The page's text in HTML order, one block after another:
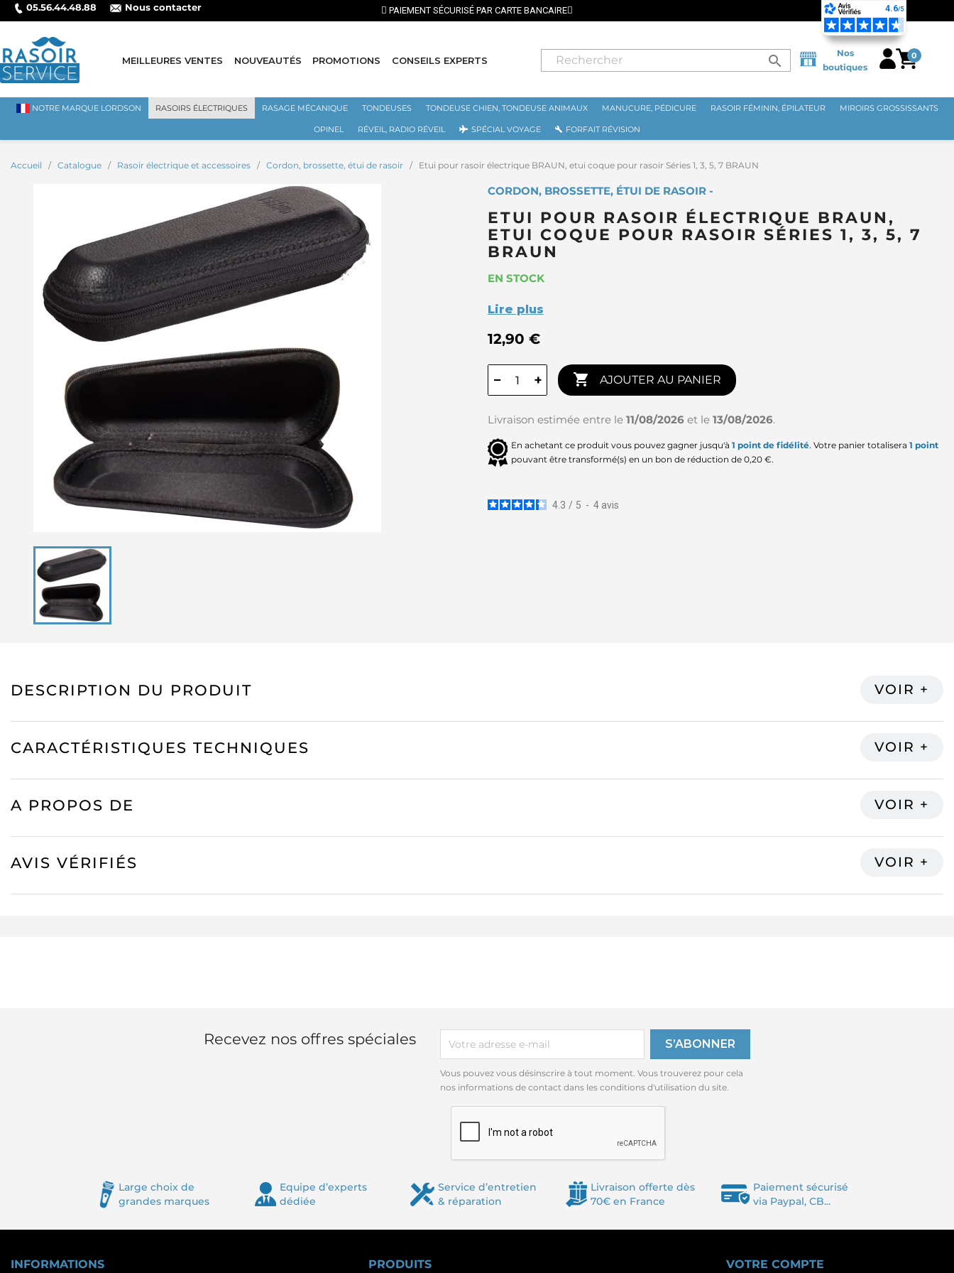
05.56.44.48.88 Nous contacter PAIEMENT SÉCURISÉ PAR CARTE BANCAIRE
MEILLEURES VENTES NOUVEAUTÉS PROMOTIONS CONSEILS EXPERTS search
Nos
boutiques
0
NOTRE MARQUE LORDSON RASOIRS ÉLECTRIQUES RASAGE MÉCANIQUE TONDEUSES TONDEUSE CHIEN, TONDEUSE ANIMAUX MANUCURE, PÉDICURE RASOIR FÉMININ, ÉPILATEUR MIROIRS GROSSISSANTS
OPINEL RÉVEIL, RADIO RÉVEIL SPÉCIAL VOYAGE FORFAIT RÉVISION
Accueil Catalogue Rasoir électrique et accessoires Cordon, brossette, étui de rasoir Etui pour rasoir électrique BRAUN, etui coque pour rasoir Séries 1, 3, 5, 7 BRAUN
CORDON, BROSSETTE, ÉTUI DE RASOIR -
ETUI POUR RASOIR ÉLECTRIQUE BRAUN,
ETUI COQUE POUR RASOIR SÉRIES 1, 3, 5, 7
BRAUN
EN STOCK
Lire plus
12,90 €
− +  AJOUTER AU PANIER
Livraison estimée entre le 11/08/2026 et le 13/08/2026.
En achetant ce produit vous pouvez gagner jusqu'à 1 point de fidélité. Votre panier totalisera 1 point
pouvant être transformé(s) en un bon de réduction de 0,20 €.
4.3 / 5 - 4 avis
DESCRIPTION DU PRODUIT
CARACTÉRISTIQUES TECHNIQUES
A PROPOS DE
AVIS VÉRIFIÉS
Recevez nos offres spéciales
Vous pouvez vous désinscrire à tout moment. Vous trouverez pour cela
nos informations de contact dans les conditions d'utilisation du site.
Large choix de
grandes marques
Equipe d’experts
dédiée
Service d’entretien
& réparation
Livraison offerte dès
70€ en France
Paiement sécurisé
via Paypal, CB...
INFORMATIONS PRODUITS VOTRE COMPTE